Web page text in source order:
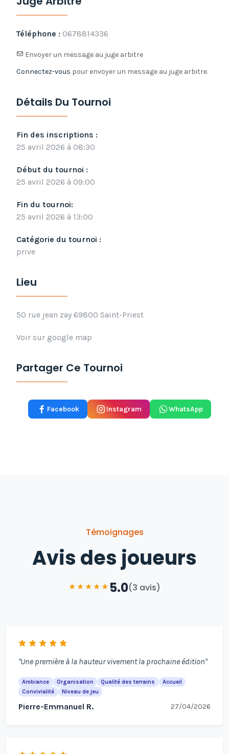
Téléphone : 0678814336
Envoyer un message au juge arbitre
Connectez-vous pour envoyer un message au juge arbitre.
Détails Du Tournoi
Fin des inscriptions :
25 avril 2026 à 08:30
Début du tournoi :
25 avril 2026 à 09:00
Fin du tournoi:
25 avril 2026 à 13:00
Catégorie du tournoi :
prive
Lieu
50 rue jean zay 69800 Saint-Priest
Voir sur google map
Partager Ce Tournoi
Facebook Instagram WhatsApp
Témoignages
Avis des joueurs
★★★★★ 5.0(3 avis)
"Une première à la hauteur vivement la prochaine édition"
Ambiance Organisation Qualité des terrains
Accueil
Convivialité
Niveau de jeu
Pierre-Emmanuel R. 27/04/2026